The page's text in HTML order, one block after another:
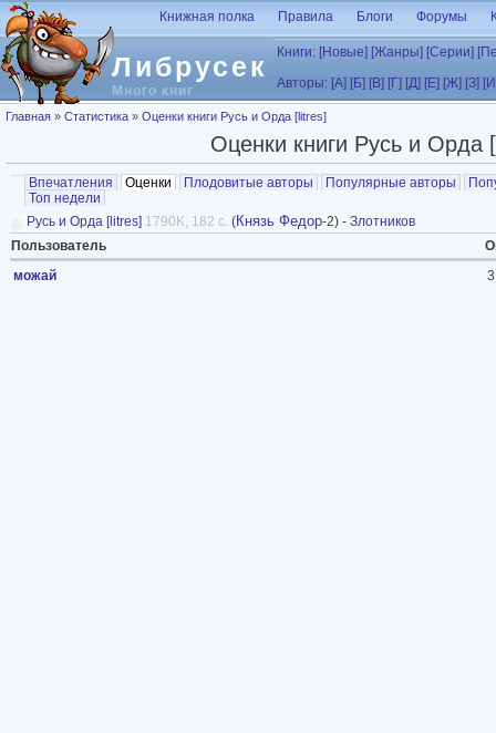
Перейти к основному содержанию
Либрусек
Много книг
Книжная полка Правила Блоги Форумы
Книги: [Новые] [Жанры] [Серии]
Авторы: [А] [Б] [В] [Г] [Д] [Е] [Ж] [З]
Вы здесь
Главная » Статистика » Оценки книги Русь и Орда [litres]
Оценки книги Русь и Орда
Главные вкладки
Впечатления Оценки (активная вкладка)
Плодовитые авторы Популярные авторы
Топ недели
Русь и Орда [litres] 1790K, 182 с. (Князь Федор-2) - Злотников
Пользователь
можай
3